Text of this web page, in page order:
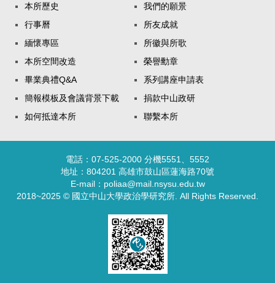
本所歷史
我們的願景
行事曆
所友成就
緬懷專區
所徽與所歌
本所空間改造
榮譽勳章
畢業典禮Q&A
系列講座申請表
簡報模板及會議背景下載
捐款中山政研
如何抵達本所
聯繫本所
電話：07-525-2000 分機5551、5552
地址：804201 高雄市鼓山區蓮海路70號
E-mail：poliaa@mail.nsysu.edu.tw
2018~2025 © 國立中山大學政治學研究所. All Rights Reserved.